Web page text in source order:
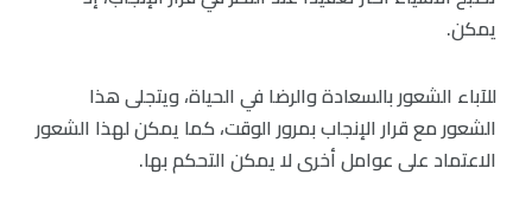
يمكن.
للآباء الشعور بالسعادة والرضا في الحياة، ويتجلى هذا
الشعور مع قرار الإنجاب بمرور الوقت، كما يمكن لهذا الشعور
الاعتماد على عوامل أخرى لا يمكن التحكم بها.